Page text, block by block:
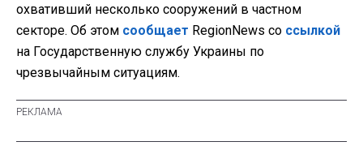
охвативший несколько сооружений в частном
секторе. Об этом сообщает RegionNews со ссылкой
на Государственную службу Украины по
чрезвычайным ситуациям.